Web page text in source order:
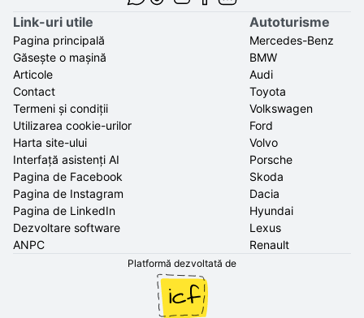
Link-uri utile
Pagina principală
Găsește o mașină
Articole
Contact
Termeni și condiții
Utilizarea cookie-urilor
Harta site-ului
Interfață asistenți AI
Pagina de Facebook
Pagina de Instagram
Pagina de LinkedIn
Dezvoltare software
ANPC
Autoturisme
Mercedes-Benz
BMW
Audi
Toyota
Volkswagen
Ford
Volvo
Porsche
Skoda
Dacia
Hyundai
Lexus
Renault
Platformă dezvoltată de